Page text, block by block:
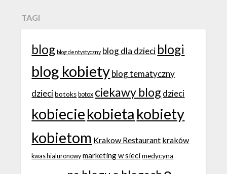
TAGI
blog blog dentystyczny blog dla dzieci blogi
blog kobietyblog tematyczny
dzieci botoks botox ciekawy blog dzieci
kobieciekobieta kobiety
kobietom Krakow Restaurant kraków
kwas hialuronowy marketing w sieci medycyna